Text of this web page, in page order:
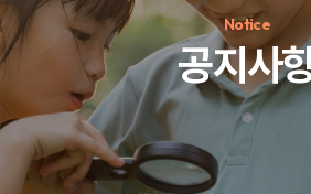
인기 키워드
#정기후원#하트플레이스#캠페인
Notice
공지사